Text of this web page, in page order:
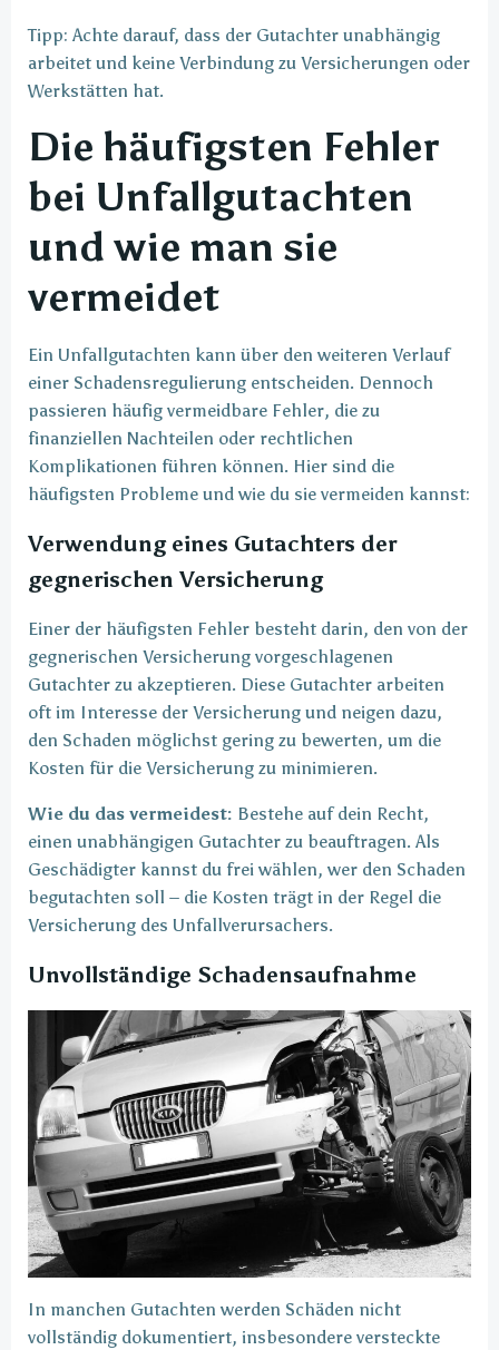
Tipp: Achte darauf, dass der Gutachter unabhängig
arbeitet und keine Verbindung zu Versicherungen oder
Werkstätten hat.
Die häufigsten Fehler
bei Unfallgutachten
und wie man sie
vermeidet
Ein Unfallgutachten kann über den weiteren Verlauf
einer Schadensregulierung entscheiden. Dennoch
passieren häufig vermeidbare Fehler, die zu
finanziellen Nachteilen oder rechtlichen
Komplikationen führen können. Hier sind die
häufigsten Probleme und wie du sie vermeiden kannst:
Verwendung eines Gutachters der
gegnerischen Versicherung
Einer der häufigsten Fehler besteht darin, den von der
gegnerischen Versicherung vorgeschlagenen
Gutachter zu akzeptieren. Diese Gutachter arbeiten
oft im Interesse der Versicherung und neigen dazu,
den Schaden möglichst gering zu bewerten, um die
Kosten für die Versicherung zu minimieren.
Wie du das vermeidest: Bestehe auf dein Recht,
einen unabhängigen Gutachter zu beauftragen. Als
Geschädigter kannst du frei wählen, wer den Schaden
begutachten soll – die Kosten trägt in der Regel die
Versicherung des Unfallverursachers.
Unvollständige Schadensaufnahme
In manchen Gutachten werden Schäden nicht
vollständig dokumentiert, insbesondere versteckte